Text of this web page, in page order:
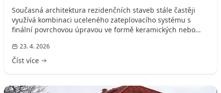
Současná architektura rezidenčních staveb stále častěji
využívá kombinaci uceleného zateplovacího systému s
finální povrchovou úpravou ve formě keramických nebo
23. 4. 2026
Číst více